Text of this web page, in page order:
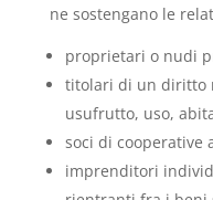
ne sostengano le
proprietari o nudi
titolari di un diritto
usufrutto, uso,
soci di cooperative
imprenditori